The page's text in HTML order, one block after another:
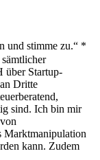
und stimme zu.“ *
über Startup-
Dritte
sind. Ich bin mir
kann. Zudem